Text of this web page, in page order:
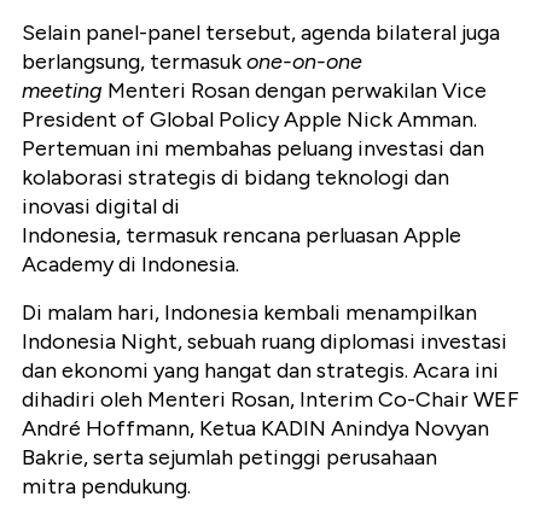
Selain panel-panel tersebut, agenda bilateral juga
berlangsung, termasukone-on-one
meeting Menteri Rosan dengan perwakilan Vice
President of Global Policy Apple Nick Amman.
Pertemuan ini membahas peluang investasi dan
kolaborasi strategis di bidang teknologi dan
inovasi digital di
Indonesia, termasuk rencana perluasan Apple
Academy di Indonesia.
Di malam hari, Indonesia kembali menampilkan
Indonesia Night, sebuah ruang diplomasi investasi
dan ekonomi yang hangat dan strategis. Acara ini
dihadiri oleh Menteri Rosan, Interim Co-Chair WEF
André Hoffmann, Ketua KADIN Anindya Novyan
Bakrie, serta sejumlah petinggi perusahaan
mitra pendukung.